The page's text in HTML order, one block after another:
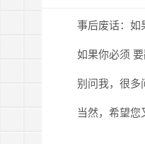
事后废话：如
如果你必须
别问我，很多
当然，希望您